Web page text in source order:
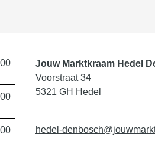
Jouw Marktkraam Hedel
Voorstraat 34
5321 GH Hedel
hedel-